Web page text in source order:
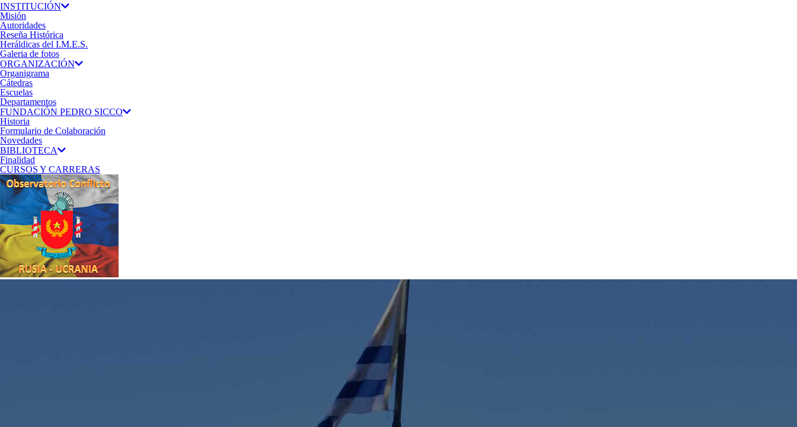
INSTITUCIÓN
Misión
Autoridades
Reseña Histórica
Heráldicas del I.M.E.S.
Galeria de fotos
ORGANIZACIÓN
Organigrama
Cátedras
Escuelas
Departamentos
FUNDACIÓN PEDRO SICCO
Historia
Formulario de Colaboración
Novedades
BIBLIOTECA
Finalidad
CURSOS Y CARRERAS